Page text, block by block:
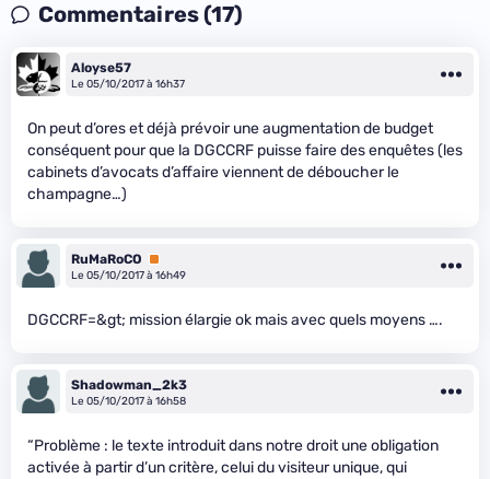
Commentaires (17)
Aloyse57
Le 05/10/2017 à 16h37
On peut d’ores et déjà prévoir une augmentation de budget
conséquent pour que la DGCCRF puisse faire des enquêtes (les
cabinets d’avocats d’affaire viennent de déboucher le
champagne…)
RuMaRoCO
Premium
Le 05/10/2017 à 16h49
DGCCRF=&gt; mission élargie ok mais avec quels moyens ….
Shadowman_2k3
Le 05/10/2017 à 16h58
“Problème : le texte introduit dans notre droit une obligation
activée à partir d’un critère, celui du visiteur unique, qui